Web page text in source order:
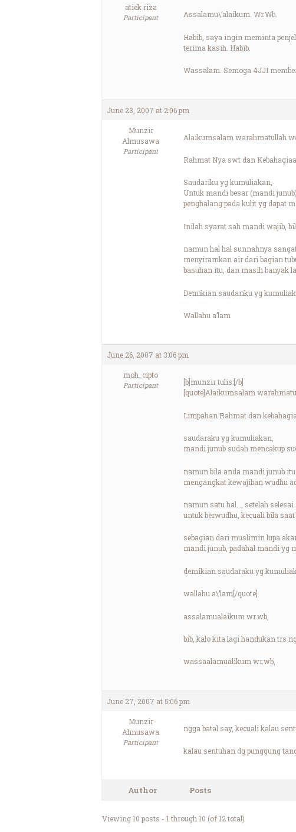
atiek riza
Participant Assalamu\’alaikum. Wr.Wb.
Habib, saya ingin meminta
terima kasih. Habib.
Wassalam. Semoga 4JJI
June 23, 2007 at 2:06 pm
Munzir
Almusawa
Participant
Alaikumsalam warahmatullah
Rahmat Nya swt dan
Saudariku yg kumuliakan,
Untuk mandi besar (mandi
penghalang pada kulit yg dapat
Inilah syarat sah mandi wajib,
namun hal hal sunnahnya
menyiramkan air dari bagian
basuhan itu, dan masih banyak
Demikian saudariku yg
Wallahu a’lam
June 26, 2007 at 3:06 pm
moh. cipto
Participant
[b]munzir tulis:[/b]
[quote]Alaikumsalam
Limpahan Rahmat dan
saudaraku yg kumuliakan,
mandi junub sudah mencakup
namun bila anda mandi junub
mengangkat kewajiban wudhu
namun satu hal…, setelah
untuk berwudhu, kecuali bila
sebagian dari muslimin lupa
mandi junub, padahal mandi yg
demikian saudaraku yg
wallahu a\’lam[/quote]
assalamualaikum wr.wb,
bib, kalo kita lagi handukan trs
wassaalamualikum wr.wb,
June 27, 2007 at 5:06 pm
Munzir
Almusawa
Participant
ngga batal say, kecuali kalau
kalau sentuhan dg punggung
Author Posts
Viewing 10 posts - 1 through 10 (of 12 total)